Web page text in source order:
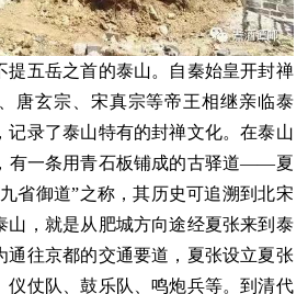
五岳之首的泰山。自秦始皇开封禅
唐玄宗、宋真宗等帝王相继亲临泰
记录了泰山特有的封禅文化。在泰山
有一条用青石板铺成的古驿道——夏
省御道”之称，其历史可追溯到北宋
山，就是从肥城方向途经夏张来到泰
通往京都的交通要道，夏张设立夏张
仪仗队、鼓乐队、鸣炮兵等。到清代